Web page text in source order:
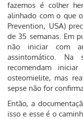
fazemos é colher
alinhado com o que
Prevention, USA)
de 35 semanas. Em
não iniciar com
assintomático. Na
recomendam
osteomielite, mas
sepse não for
Então, a
isso e esse é o